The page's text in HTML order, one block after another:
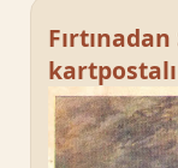
kartpostalı